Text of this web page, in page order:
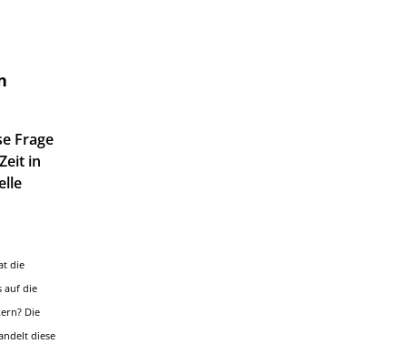
Frage
in
die
auf die
Die
diese